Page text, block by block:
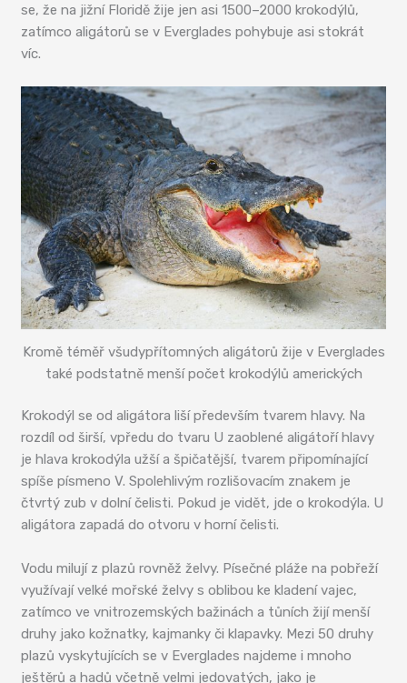
se, že na jižní Floridě žije jen asi 1500–2000 krokodýlů,
zatímco aligátorů se v Everglades pohybuje asi stokrát
víc.
Kromě téměř všudypřítomných aligátorů žije v Everglades
také podstatně menší počet krokodýlů amerických
Krokodýl se od aligátora liší především tvarem hlavy. Na
rozdíl od širší, vpředu do tvaru U zaoblené aligátoří hlavy
je hlava krokodýla užší a špičatější, tvarem připomínající
spíše písmeno V. Spolehlivým rozlišovacím znakem je
čtvrtý zub v dolní čelisti. Pokud je vidět, jde o krokodýla. U
aligátora zapadá do otvoru v horní čelisti.
Vodu milují z plazů rovněž želvy. Písečné pláže na pobřeží
využívají velké mořské želvy s oblibou ke kladení vajec,
zatímco ve vnitrozemských bažinách a tůních žijí menší
druhy jako kožnatky, kajmanky či klapavky. Mezi 50 druhy
plazů vyskytujících se v Everglades najdeme i mnoho
ještěrů a hadů včetně velmi jedovatých, jako je